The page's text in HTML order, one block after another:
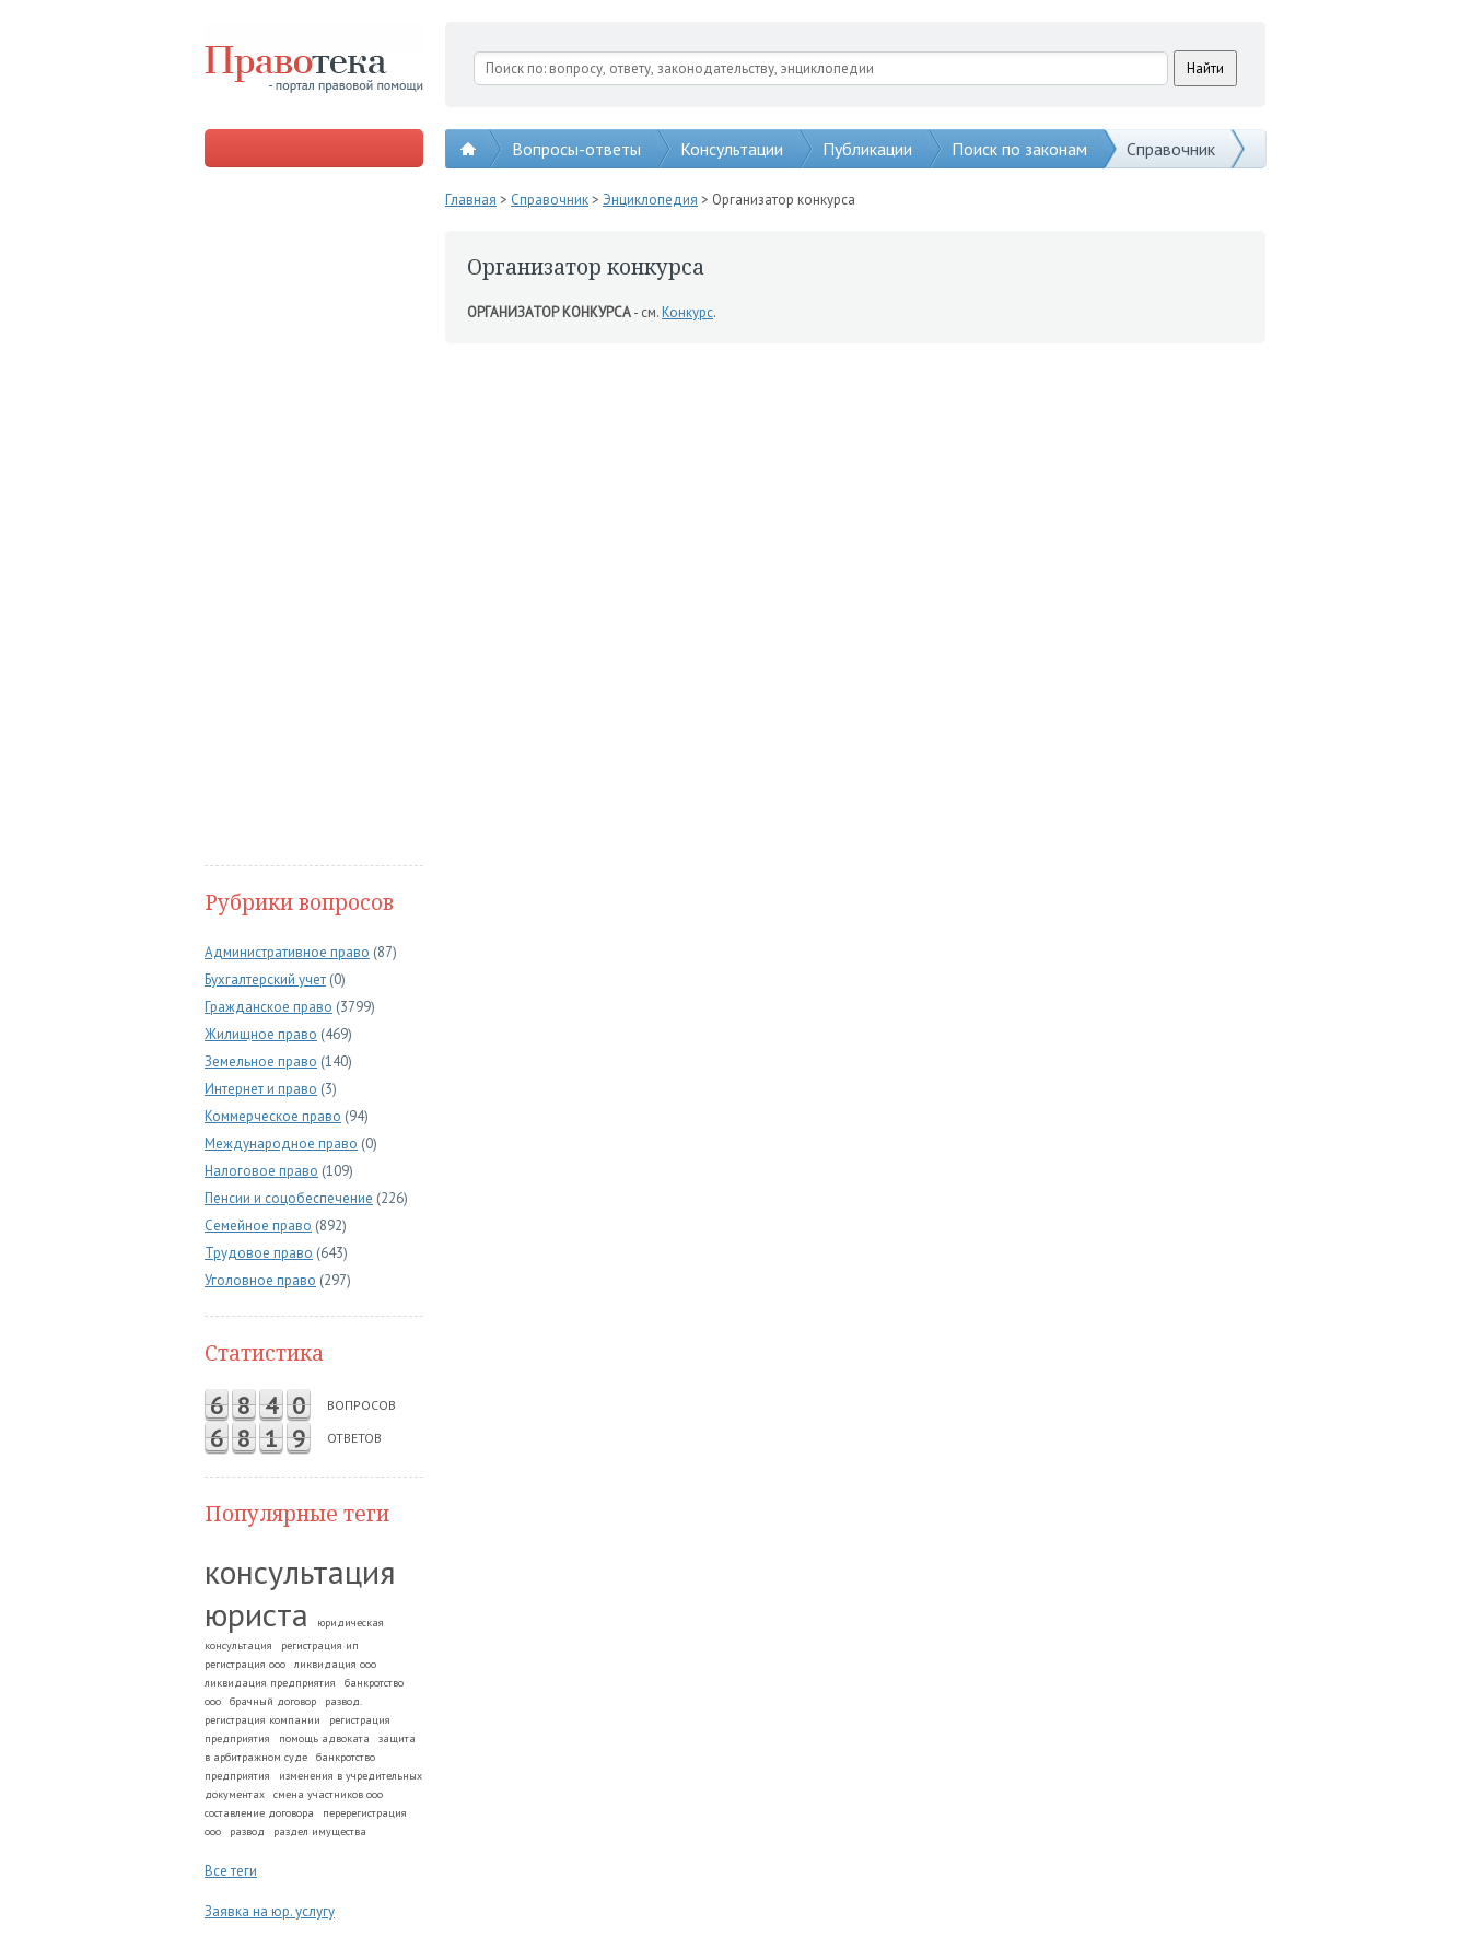
Вопросы-ответы Консультации Публикации Поиск по законам Справочник
Рубрики вопросов
Административное право (87)
Бухгалтерский учет (0)
Гражданское право (3799)
Жилищное право (469)
Земельное право (140)
Интернет и право (3)
Коммерческое право (94)
Международное право (0)
Налоговое право (109)
Пенсии и соцобеспечение (226)
Семейное право (892)
Трудовое право (643)
Уголовное право (297)
Статистика
6 8 4 0 ВОПРОСОВ
6 8 1 9 ОТВЕТОВ
Популярные теги
консультация
юриста
юридическая
консультация
регистрация ип
регистрация ооо
ликвидация ооо
ликвидация предприятия
банкротство
ооо
брачный договор
развод.
регистрация компании
регистрация
предприятия
помощь адвоката
защита
в арбитражном суде
банкротство
предприятия
изменения в учредительных
документах
смена участников ооо
составление договора
перерегистрация
ооо
развод раздел имущества
Все теги
Заявка на юр. услугу
Главная > Справочник> Энциклопедия > Организатор конкурса
Организатор конкурса
ОРГАНИЗАТОР КОНКУРСА- см.Конкурс.